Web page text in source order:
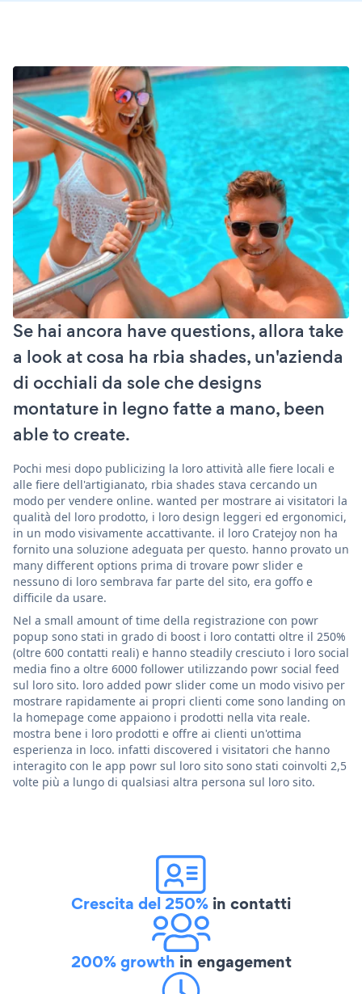
Se hai ancora have questions, allora take
a look at cosa ha rbia shades, un'azienda
di occhiali da sole che designs
montature in legno fatte a mano, been
able to create.
Pochi mesi dopo publicizing la loro attività alle fiere locali e
alle fiere dell'artigianato, rbia shades stava cercando un
modo per vendere online. wanted per mostrare ai visitatori la
qualità del loro prodotto, i loro design leggeri ed ergonomici,
in un modo visivamente accattivante. il loro Cratejoy non ha
fornito una soluzione adeguata per questo. hanno provato un
many different options prima di trovare powr slider e
nessuno di loro sembrava far parte del sito, era goffo e
difficile da usare.
Nel a small amount of time della registrazione con powr
popup sono stati in grado di boost i loro contatti oltre il 250%
(oltre 600 contatti reali) e hanno steadily cresciuto i loro social
media fino a oltre 6000 follower utilizzando powr social feed
sul loro sito. loro added powr slider come un modo visivo per
mostrare rapidamente ai propri clienti come sono landing on
la homepage come appaiono i prodotti nella vita reale.
mostra bene i loro prodotti e offre ai clienti un'ottima
esperienza in loco. infatti discovered i visitatori che hanno
interagito con le app powr sul loro sito sono stati coinvolti 2,5
volte più a lungo di qualsiasi altra persona sul loro sito.
Crescita del 250% in contatti
200% growth in engagement